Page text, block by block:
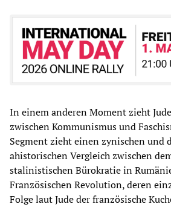
In einem anderen Moment zieht
zwischen Kommunismus und
Segment zieht einen zynischen und
ahistorischen Vergleich zwischen
stalinistischen Bürokratie in
Französischen Revolution, deren
Folge laut Jude der französische